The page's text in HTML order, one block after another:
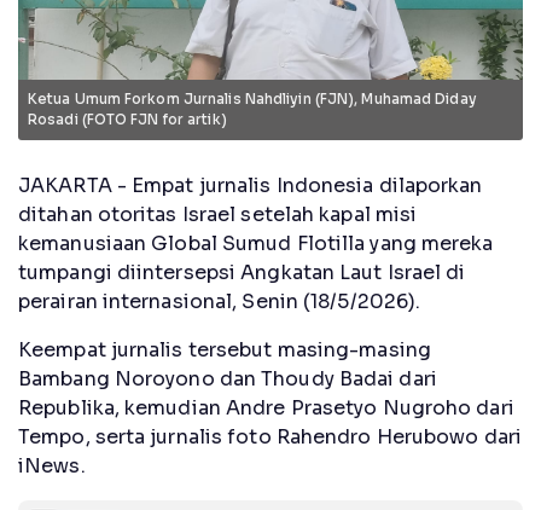
Ketua Umum Forkom Jurnalis Nahdliyin (FJN), Muhamad Diday
Rosadi (FOTO FJN for artik)
JAKARTA - Empat jurnalis Indonesia dilaporkan
ditahan otoritas Israel setelah kapal misi
kemanusiaan Global Sumud Flotilla yang mereka
tumpangi diintersepsi Angkatan Laut Israel di
perairan internasional, Senin (18/5/2026).
Keempat jurnalis tersebut masing-masing
Bambang Noroyono dan Thoudy Badai dari
Republika, kemudian Andre Prasetyo Nugroho dari
Tempo, serta jurnalis foto Rahendro Herubowo dari
iNews.